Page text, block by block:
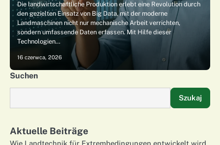
Die landwirtschaftliche Produktion erlebt eine Revolution durch
den gezielten Einsatz von Big Data, mit der moderne
Landmaschinen nicht nur mechanische Arbeit verrichten,
sondern umfassende Daten erfassen. Mit Hilfe dieser
Technologien…
16 czerwca, 2026
Suchen
Szukaj
Aktuelle Beiträge
Wie Landtechnik für Extrembedingungen entwickelt wird